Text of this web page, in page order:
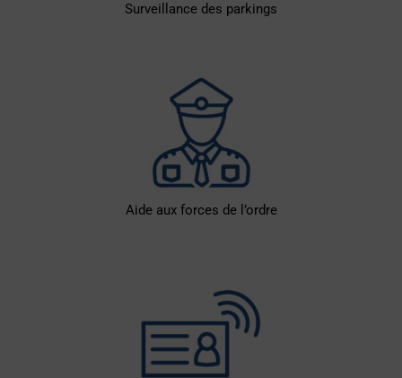
Surveillance des parkings
Aide aux forces de l’ordre